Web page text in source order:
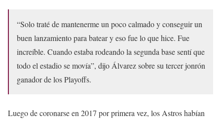
“Solo traté de mantenerme un poco calmado y conseguir un
buen lanzamiento para batear y eso fue lo que hice. Fue
increíble. Cuando estaba rodeando la segunda base sentí que
todo el estadio se movía”, dijo Álvarez sobre su tercer jonrón
ganador de los Playoffs.
Luego de coronarse en 2017 por primera vez, los Astros habían